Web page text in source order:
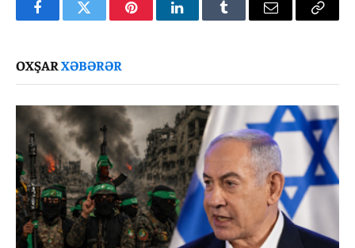
FacebookTwitter PinterestLinkedInTumblr Email
Copy
OXŞARXƏBƏRƏR